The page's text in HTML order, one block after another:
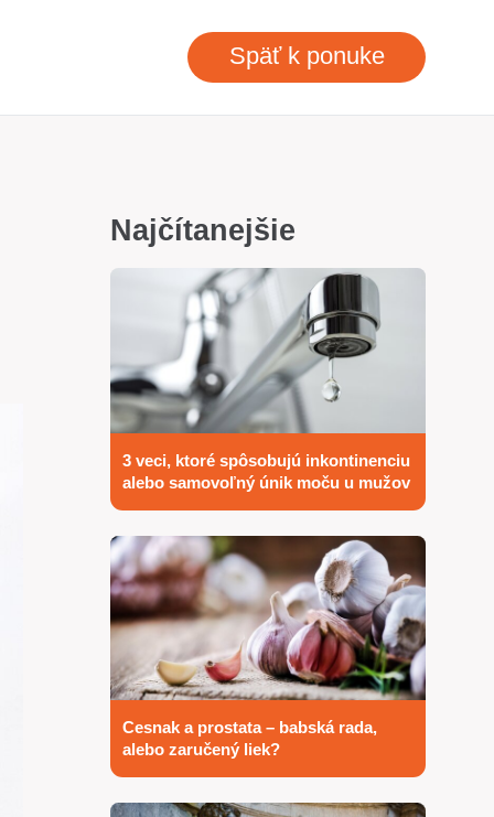
Späť k ponuke
Najčítanejšie
3 veci, ktoré spôsobujú inkontinenciu
alebo samovoľný únik moču u mužov
Cesnak a prostata – babská rada,
alebo zaručený liek?